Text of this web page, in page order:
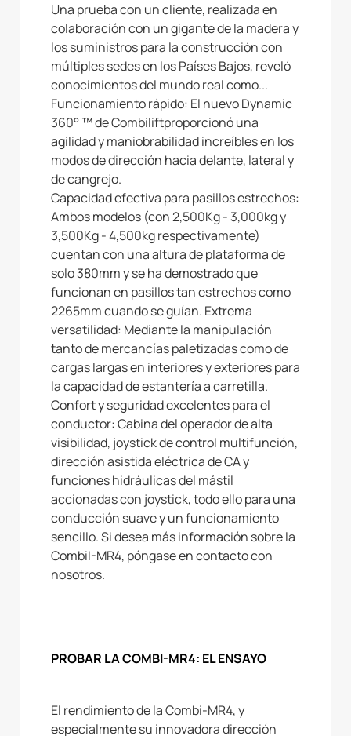
Una prueba con un cliente, realizada en
colaboración con un gigante de la madera y
los suministros para la construcción con
múltiples sedes en los Países Bajos, reveló
conocimientos del mundo real como...
Funcionamiento rápido: El nuevo Dynamic
360° ™ de Combiliftproporcionó una
agilidad y maniobrabilidad increíbles en los
modos de dirección hacia delante, lateral y
de cangrejo.
Capacidad efectiva para pasillos estrechos:
Ambos modelos (con 2,500Kg - 3,000kg y
3,500Kg - 4,500kg respectivamente)
cuentan con una altura de plataforma de
solo 380mm y se ha demostrado que
funcionan en pasillos tan estrechos como
2265mm cuando se guían. Extrema
versatilidad: Mediante la manipulación
tanto de mercancías paletizadas como de
cargas largas en interiores y exteriores para
la capacidad de estantería a carretilla.
Confort y seguridad excelentes para el
conductor: Cabina del operador de alta
visibilidad, joystick de control multifunción,
dirección asistida eléctrica de CA y
funciones hidráulicas del mástil
accionadas con joystick, todo ello para una
conducción suave y un funcionamiento
sencillo. Si desea más información sobre la
CombiI-MR4, póngase en contacto con
nosotros.
PROBAR LA COMBI-MR4: EL ENSAYO
El rendimiento de la Combi-MR4, y
especialmente su innovadora dirección